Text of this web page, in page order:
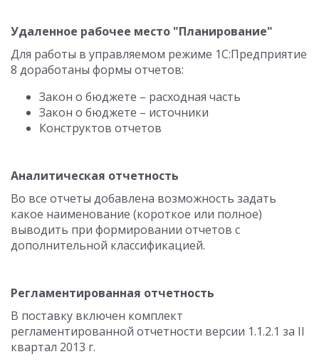
Удаленное рабочее место "Планирование"
Для работы в управляемом режиме 1С:Предприятие
8 доработаны формы отчетов:
Закон о бюджете – расходная часть
Закон о бюджете – источники
Конструктов отчетов
Аналитическая отчетность
Во все отчеты добавлена возможность задать
какое наименование (короткое или полное)
выводить при формировании отчетов с
дополнительной классификацией.
Регламентированная отчетность
В поставку включен комплект
регламентированной отчетности версии 1.1.2.1 за II
квартал 2013 г.